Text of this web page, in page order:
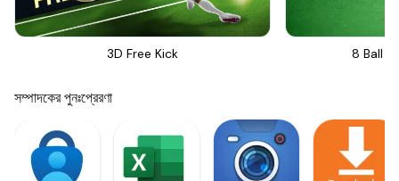
3D Free Kick 8 Ball
সম্পাদকের পুনঃপ্রেরণা